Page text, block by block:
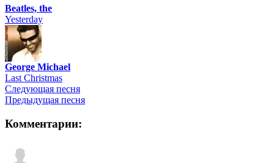
Beatles, the
Yesterday
George Michael
Last Christmas
Следующая песня
Предыдущая песня
Комментарии: